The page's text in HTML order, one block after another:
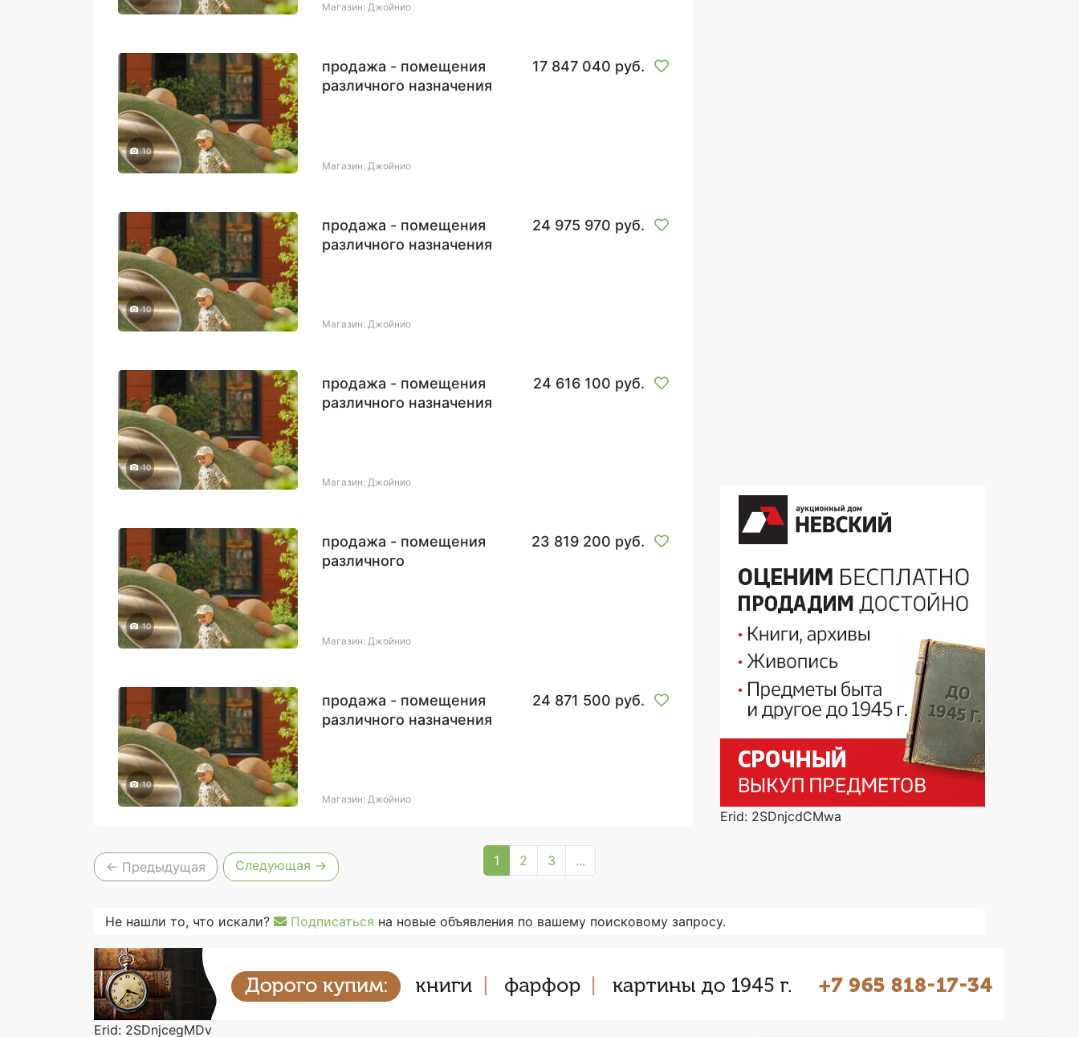
Магазин: Джойнио
10
продажа - помещения
различного назначения
17 847 040 руб.
Магазин: Джойнио
10
продажа - помещения
различного назначения
24 975 970 руб.
Магазин: Джойнио
10
продажа - помещения
различного назначения
24 616 100 руб.
Магазин: Джойнио
10
продажа - помещения
различного
23 819 200 руб.
Магазин: Джойнио
10
продажа - помещения
различного назначения
24 871 500 руб.
Магазин: Джойнио
Erid: 2SDnjcdCMwa
← Предыдущая Следующая → 1 2 3 ...
Не нашли то, что искали? Подписаться на новые объявления по вашему поисковому запросу.
Erid: 2SDnjcegMDv